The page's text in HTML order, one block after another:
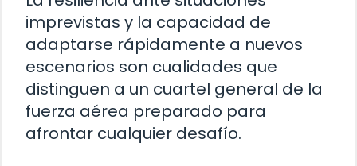
imprevistas y la capacidad de
adaptarse rápidamente a nuevos
escenarios son cualidades que
distinguen a un cuartel general de la
fuerza aérea preparado para
afrontar cualquier desafío.